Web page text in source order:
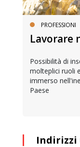
PROFESSIONI
Lavorare
Possibilità di
molteplici ruoli
immerso
Paese